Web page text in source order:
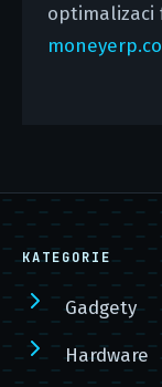
optimalizaci
KATEGORIE
Gadgety
Hardware